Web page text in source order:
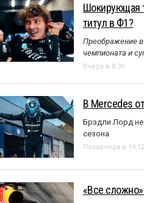
Шокирующая
титул в Ф1?
Преображение
чемпионата и
Вчера в 8:30
В Mercedes
Брэдли Лорд не
сезона
Позавчера в 19:12
«Все